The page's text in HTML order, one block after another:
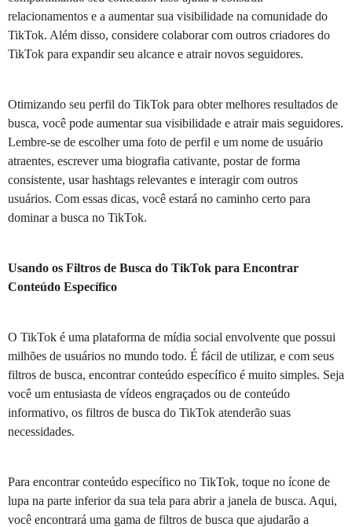
relacionamentos e a aumentar sua visibilidade na comunidade do
TikTok. Além disso, considere colaborar com outros criadores do
TikTok para expandir seu alcance e atrair novos seguidores.
Otimizando seu perfil do TikTok para obter melhores resultados de
busca, você pode aumentar sua visibilidade e atrair mais seguidores.
Lembre-se de escolher uma foto de perfil e um nome de usuário
atraentes, escrever uma biografia cativante, postar de forma
consistente, usar hashtags relevantes e interagir com outros
usuários. Com essas dicas, você estará no caminho certo para
dominar a busca no TikTok.
Usando os Filtros de Busca do TikTok para Encontrar
Conteúdo Específico
O TikTok é uma plataforma de mídia social envolvente que possui
milhões de usuários no mundo todo. É fácil de utilizar, e com seus
filtros de busca, encontrar conteúdo específico é muito simples. Seja
você um entusiasta de vídeos engraçados ou de conteúdo
informativo, os filtros de busca do TikTok atenderão suas
necessidades.
Para encontrar conteúdo específico no TikTok, toque no ícone de
lupa na parte inferior da sua tela para abrir a janela de busca. Aqui,
você encontrará uma gama de filtros de busca que ajudarão a